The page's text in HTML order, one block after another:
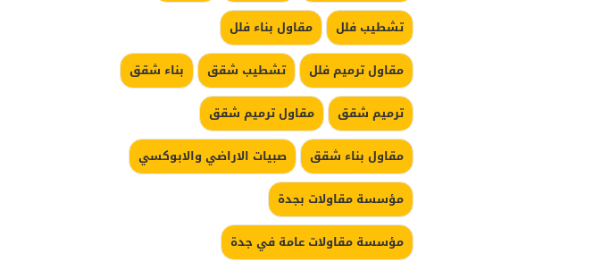
تشطيب فلل
مقاول بناء فلل
مقاول ترميم فلل
تشطيب شقق
بناء شقق
ترميم شقق
مقاول ترميم شقق
مقاول بناء شقق
صبيات الاراضي والابوكسي
مؤسسة مقاولات بجدة
مؤسسة مقاولات عامة في جدة